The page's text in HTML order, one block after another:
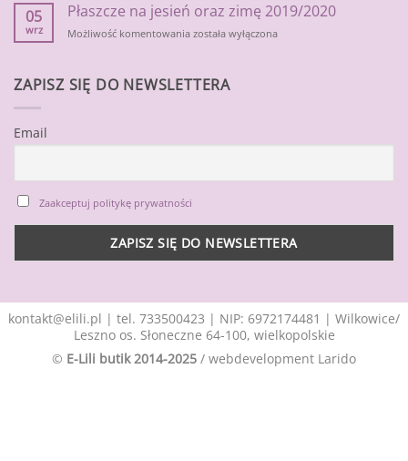
jesienne
05
wrz
Płaszcze na jesień oraz zimę 2019/2020
Możliwość komentowania Płaszcze
oraz
zimę
została wyłączona
ZAPISZ SIĘ DO NEWSLETTERA
Email
Zaakceptuj politykę prywatności
kontakt@elili.pl | tel. 733500423 | NIP: 6972174481 | Wilkowice/
Leszno os. Słoneczne 64-100, wielkopolskie
© E-Lili butik 2014-2025 / webdevelopment Larido